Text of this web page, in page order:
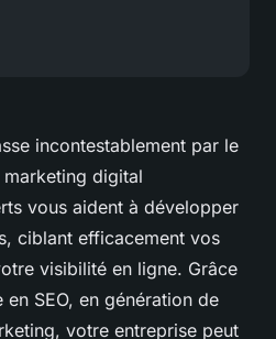
incontestablement par le
digital
vous aident à développer
ciblant efficacement vos
visibilité en ligne. Grâce
SEO, en génération de
votre entreprise peut